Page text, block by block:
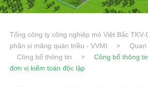
Tổng công ty công nghiệp mỏ Việt Bắc TKV-
phần xi măng quán triều - VVMI
> Quan
Công bố thông tin
>
Công bố thông
đơn vị kiểm toán độc lập